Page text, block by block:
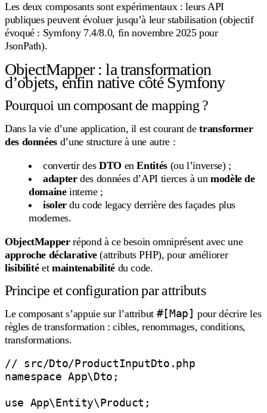
Les deux composants sont expérimentaux : leurs API
publiques peuvent évoluer jusqu’à leur stabilisation (objectif
évoqué : Symfony 7.4/8.0, fin novembre 2025 pour
JsonPath).
ObjectMapper : la transformation
d’objets, enfin native côté Symfony
Pourquoi un composant de mapping ?
Dans la vie d’une application, il est courant detransformer
des données d’une structure à une autre :
convertir des DTO enEntités(ou l’inverse) ;
adapterdes données d’API tierces à un modèle de
domaineinterne ;
isolerdu code legacy derrière des façades plus
modernes.
ObjectMapperrépond à ce besoin omniprésent avec une
approche déclarative(attributs PHP), pour améliorer
lisibilitéet maintenabilitédu code.
Principe et configuration par attributs
Le composant s’appuie sur l’attribut #[Map] pour décrire les
règles de transformation : cibles, renommages, conditions,
transformations.
// src/Dto/ProductInputDto.php
namespace App\Dto;
use App\Entity\Product;